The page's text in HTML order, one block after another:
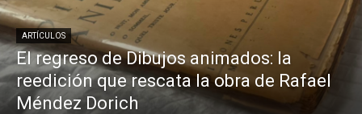
ARTÍCULOS
El regreso de Dibujos animados: la
reedición que rescata la obra de Rafael
Méndez Dorich